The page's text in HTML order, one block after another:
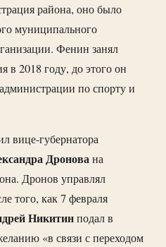
района, оно было
муниципального
Фенин занял
в 2018 году, до этого он
по спорту и
вице-губернатора
Дронована
Дронов управлял
того, как 7 февраля
Никитинподал в
«в связи с переходом